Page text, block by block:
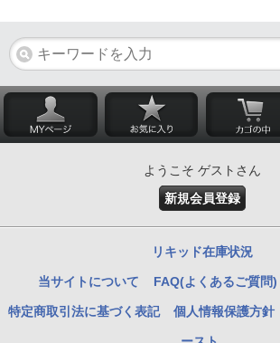
ようこそ ゲストさん
新規会員登録
リキッド在庫状況
当サイトについて FAQ(よくあるご質問)
特定商取引法に基づく表記 個人情報保護方針